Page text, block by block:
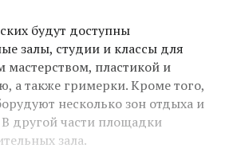
будут доступны
залы, студии и классы для
мастерством, пластикой и
а также гримерки. Кроме того,
несколько зон отдыха и
другой части площадки
зала.